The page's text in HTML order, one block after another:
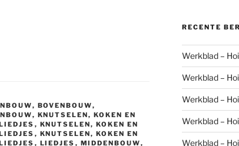
, BOVENBOUW,
, KNUTSELEN, KOKEN EN
, KNUTSELEN, KOKEN EN
, KNUTSELEN, KOKEN EN
, LIEDJES , MIDDENBOUW,
RECENTE
Werkblad –
Werkblad –
Werkblad –
Werkblad –
Werkblad –